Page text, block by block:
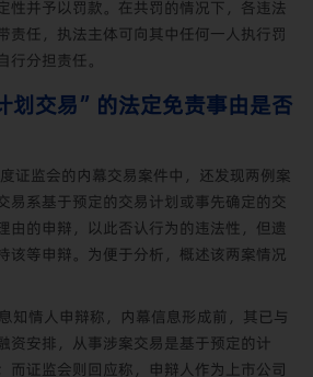
性并予以罚款。在共罚的情况下，各违法
责任，执法主体可向其中任何一人执行罚
行分担责任。
划交易”的法定免责事由是否
证监会的内幕交易案件中，还发现两例案
易系基于预定的交易计划或事先确定的交
由的申辩，以此否认行为的违法性，但遗
该等申辩。为便于分析，概述该两案情况
知情人申辩称，内幕信息形成前，其已与
资安排，从事涉案交易是基于预定的计
而证监会则回应称，申辩人作为上市公司